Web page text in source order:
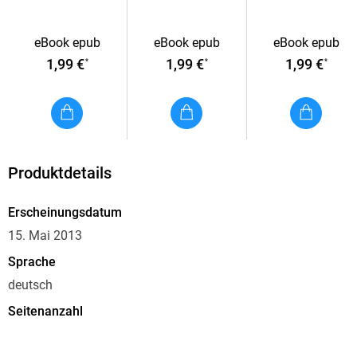
Gebackene Honig-Bananen im Kokosmantel
eBook epub
1,99 €*
eBook epub
1,99 €*
eBook epub
1,99 €*
Produktdetails
Erscheinungsdatum
15. Mai 2013
Sprache
deutsch
Seitenanzahl